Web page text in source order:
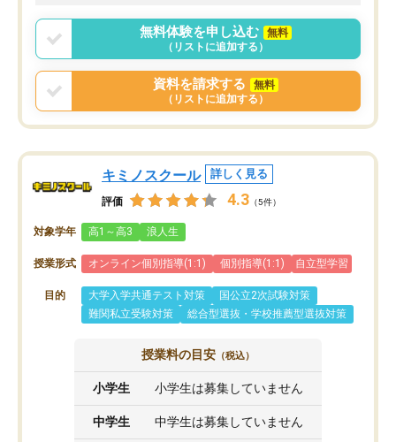
言う事で講師変更の申し出があり、あ
まりに短期での変更だった為、塾に通
う事にして退会しました。遅れも取り
戻せ、授業内容や講師の方は良かった
と思います。
無料体験を申し込む
無料
（リストに追加する）
資料を請求する
無料
（リストに追加する）
キミノスクール 詳しく見る
評価 4.3 （5件）
対象学年 高1～高3 浪人生
授業形式 オンライン個別指導(1:1) 個別指導(1:1) 自立型学習
目的 大学入学共通テスト対策
国公立2次試験対策
難関私立受験対策
総合型選抜・学校推薦型選抜対策
授業料の目安 （税込）
小学生 小学生は募集していません
中学生 中学生は募集していません